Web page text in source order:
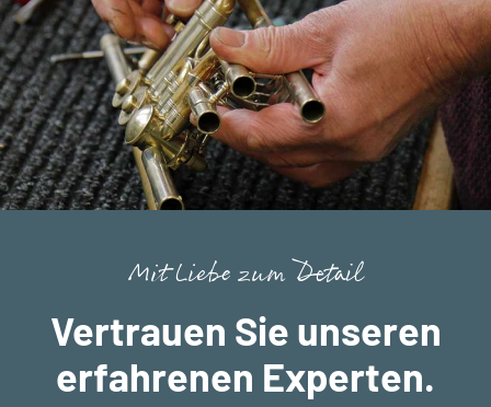
Vertrauen Sie unseren
erfahrenen Experten.
Mit Liebe zum Detail